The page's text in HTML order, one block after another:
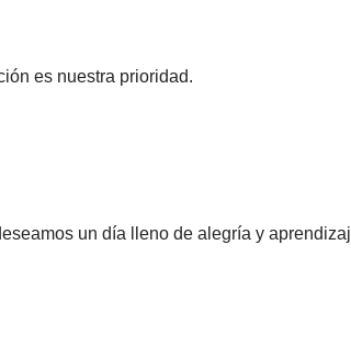
es nuestra prioridad.
un día lleno de alegría y